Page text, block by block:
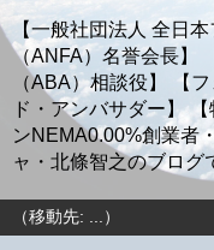
【一般社団法人 全日
（ANFA）名誉会長】
（ABA）相談役】 【
ド・アンバサダー】
ンNEMA0.00%創業者
ャ・北條智之のブログ